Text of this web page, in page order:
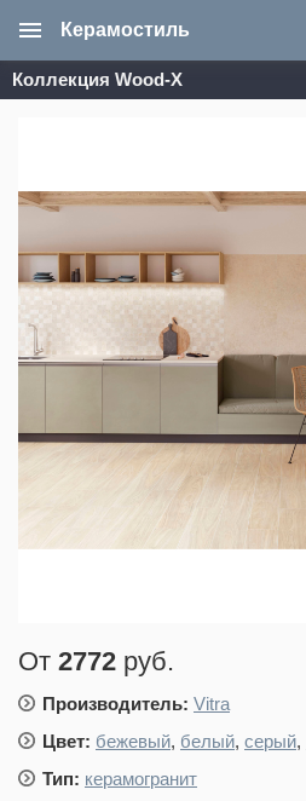
Керамостиль
Коллекция Wood-X
От 2772 руб.
Производитель: Vitra
Цвет: бежевый, белый, серый,
Тип: керамогранит